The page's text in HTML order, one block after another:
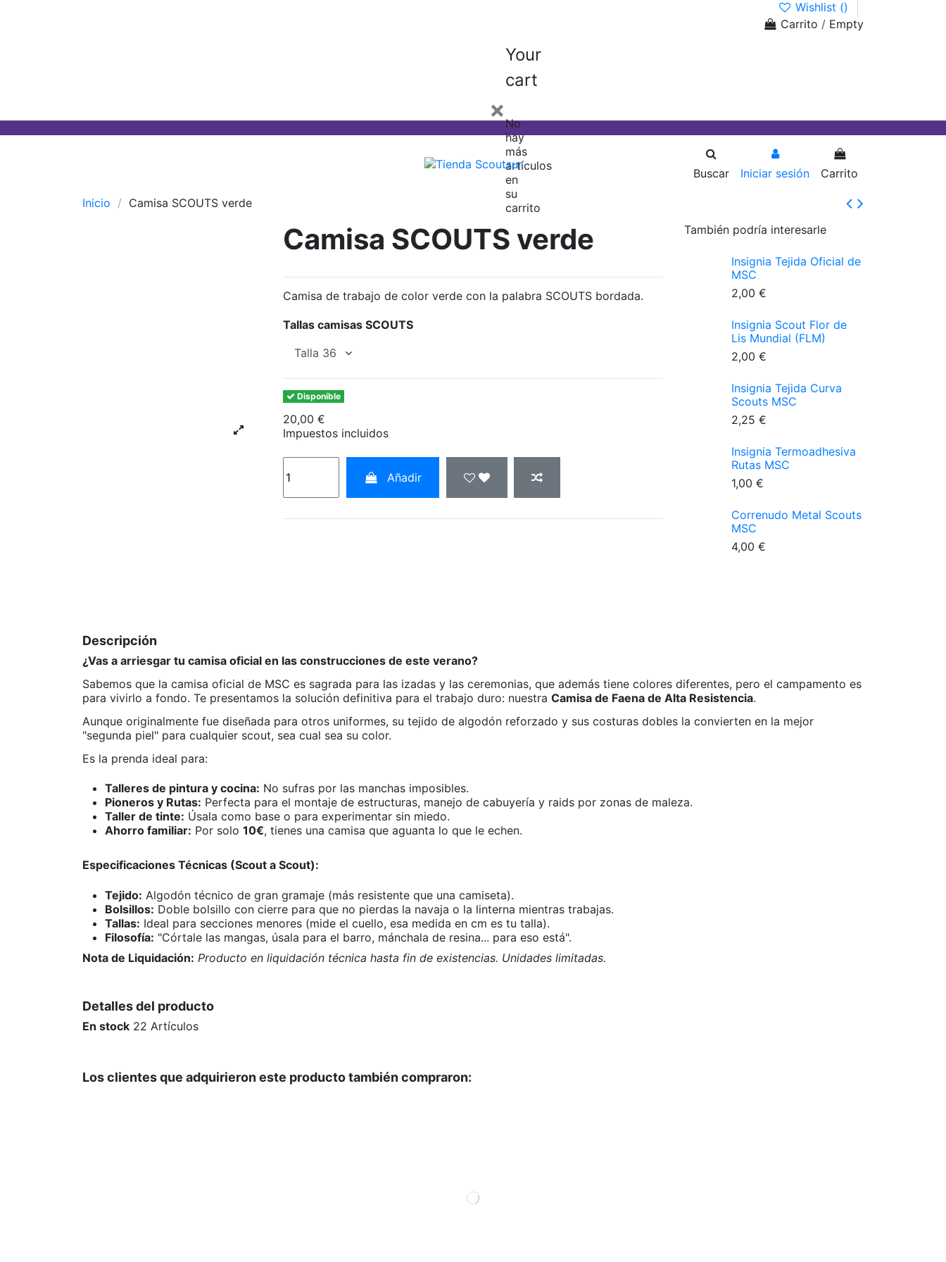
Wishlist ()
Carrito / Empty
Your
cart
×No
hay
más
artículos
en
su
carrito
Buscar Iniciar sesión Carrito
Inicio Camisa SCOUTS verde
Camisa SCOUTS verde
Camisa de trabajo de color verde con la palabra SCOUTS bordada.
Tallas camisas SCOUTS
Disponible
20,00 €
Impuestos incluidos
Añadir
También podría interesarle
Insignia Tejida Oficial de
MSC
2,00 €
Insignia Scout Flor de
Lis Mundial (FLM)
2,00 €
Insignia Tejida Curva
Scouts MSC
2,25 €
Insignia Termoadhesiva
Rutas MSC
1,00 €
Correnudo Metal Scouts
MSC
4,00 €
Descripción
¿Vas a arriesgar tu camisa oficial en las construcciones de este verano?
Sabemos que la camisa oficial de MSC es sagrada para las izadas y las ceremonias, que además tiene colores diferentes, pero el campamento es
para vivirlo a fondo. Te presentamos la solución definitiva para el trabajo duro: nuestra Camisa de Faena de Alta Resistencia.
Aunque originalmente fue diseñada para otros uniformes, su tejido de algodón reforzado y sus costuras dobles la convierten en la mejor
"segunda piel" para cualquier scout, sea cual sea su color.
Es la prenda ideal para:
Talleres de pintura y cocina: No sufras por las manchas imposibles.
Pioneros y Rutas: Perfecta para el montaje de estructuras, manejo de cabuyería y raids por zonas de maleza.
Taller de tinte: Úsala como base o para experimentar sin miedo.
Ahorro familiar: Por solo 10€, tienes una camisa que aguanta lo que le echen.
Especificaciones Técnicas (Scout a Scout):
Tejido: Algodón técnico de gran gramaje (más resistente que una camiseta).
Bolsillos: Doble bolsillo con cierre para que no pierdas la navaja o la linterna mientras trabajas.
Tallas: Ideal para secciones menores (mide el cuello, esa medida en cm es tu talla).
Filosofía: "Córtale las mangas, úsala para el barro, mánchala de resina... para eso está".
Nota de Liquidación: Producto en liquidación técnica hasta fin de existencias. Unidades limitadas.
Detalles del producto
En stock 22 Artículos
Los clientes que adquirieron este producto también compraron: